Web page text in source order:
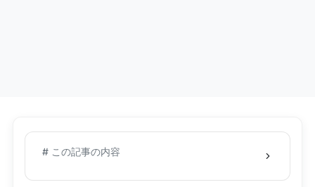
# この記事の内容